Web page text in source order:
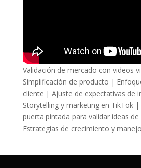
Validación de mercado con videos
Simplificación de producto |
cliente | Ajuste de expectativas de
Storytelling y marketing en TikTok
puerta pintada para validar ideas
Estrategias de crecimiento y